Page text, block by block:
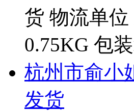
货 物流单
0.75KG 包
杭州市俞小
发货